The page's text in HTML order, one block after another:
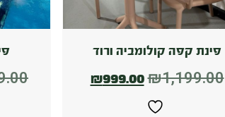
פינת קפה קולומביה ורוד
₪1,199.00
₪999.00